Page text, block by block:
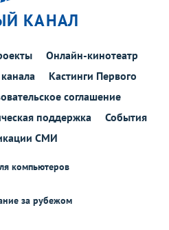
КАНАЛ
Онлайн-кинотеатр
Кастинги Первого
соглашение
поддержка
События
СМИ
компьютеров
за рубежом